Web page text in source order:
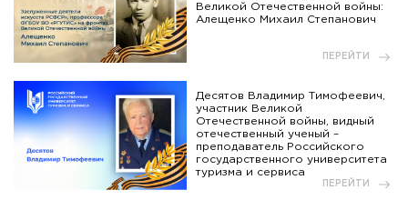
Великой Отечественной войны:
Алещенко Михаил Степанович
ПЕРЕЙТИ
Десятов Владимир Тимофеевич,
участник Великой
Отечественной войны, видный
отечественный ученый –
преподаватель Российского
государственного университета
туризма и сервиса
ПЕРЕЙТИ